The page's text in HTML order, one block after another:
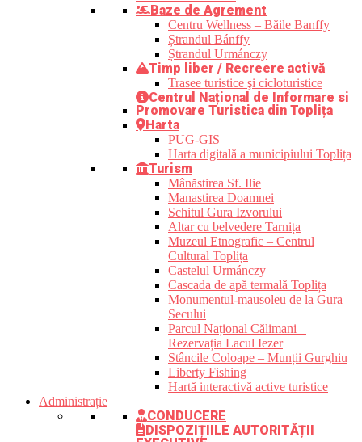
Baze de Agrement
Centru Wellness – Băile Banffy
Ștrandul Bánffy
Ștrandul Urmánczy
Timp liber / Recreere activă
Trasee turistice şi cicloturistice
Centrul Național de Informare si
Promovare Turistica din Toplița
Harta
PUG-GIS
Harta digitală a municipiului Toplița
Turism
Mânăstirea Sf. Ilie
Manastirea Doamnei
Schitul Gura Izvorului
Altar cu belvedere Tarnița
Muzeul Etnografic – Centrul
Cultural Toplița
Castelul Urmánczy
Cascada de apă termală Toplița
Monumentul-mausoleu de la Gura
Secului
Parcul Național Călimani –
Rezervația Lacul Iezer
Stâncile Coloape – Munții Gurghiu
Liberty Fishing
Hartă interactivă active turistice
Administrație
CONDUCERE
DISPOZIȚIILE AUTORITĂȚII